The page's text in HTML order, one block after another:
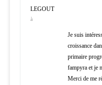
LEGOUT
à
Je suis
croissance
primaire
fampyra et je
Merci de me